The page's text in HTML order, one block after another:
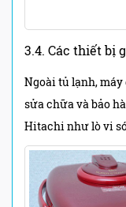
3.4. Các thiết bị
Ngoài tủ lạnh,
sửa chữa và bảo
Hitachi như lò vi